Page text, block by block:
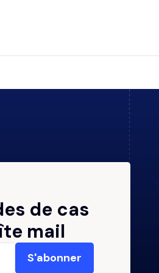
de cas
mail